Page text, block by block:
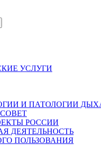
УСЛУГИ
И ПАТОЛОГИИ
РОССИИ
ДЕЯТЕЛЬНОСТЬ
ПОЛЬЗОВАНИЯ